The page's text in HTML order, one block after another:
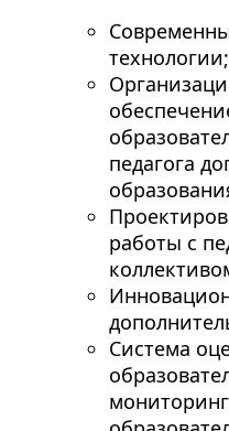
технологии;
педагога
работы с
Система